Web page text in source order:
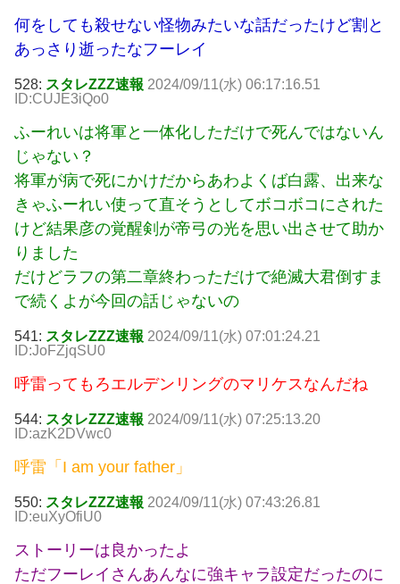
何をしても殺せない怪物みたいな話だったけど割と
あっさり逝ったなフーレイ
528: スタレZZZ速報 2024/09/11(水) 06:17:16.51
ID:CUJE3iQo0
ふーれいは将軍と一体化しただけで死んではないん
じゃない？
将軍が病で死にかけだからあわよくば白露、出来な
きゃふーれい使って直そうとしてボコボコにされた
けど結果彦の覚醒剣が帝弓の光を思い出させて助か
りました
だけどラフの第二章終わっただけで絶滅大君倒すま
で続くよが今回の話じゃないの
541: スタレZZZ速報 2024/09/11(水) 07:01:24.21
ID:JoFZjqSU0
呼雷ってもろエルデンリングのマリケスなんだね
544: スタレZZZ速報 2024/09/11(水) 07:25:13.20
ID:azK2DVwc0
呼雷「I am your father」
550: スタレZZZ速報 2024/09/11(水) 07:43:26.81
ID:euXyOfiU0
ストーリーは良かったよ
ただフーレイさんあんなに強キャラ設定だったのに